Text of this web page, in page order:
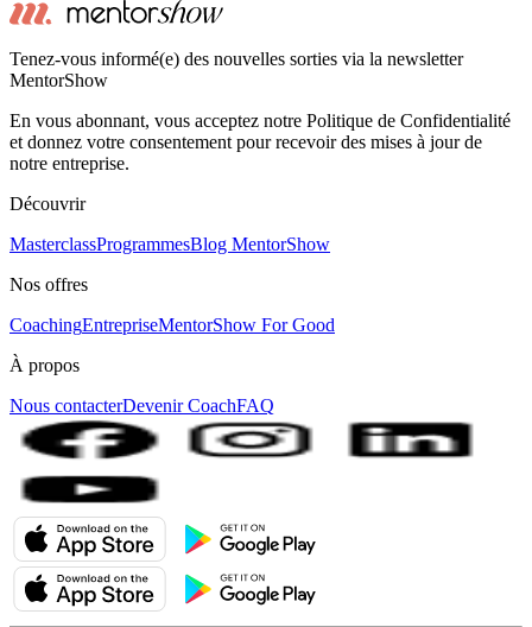
Tenez-vous informé(e) des nouvelles sorties via la newsletter
MentorShow
En vous abonnant, vous acceptez notre Politique de Confidentialité
et donnez votre consentement pour recevoir des mises à jour de
notre entreprise.
Découvrir
MasterclassProgrammesBlog MentorShow
Nos offres
CoachingEntrepriseMentorShow For Good
À propos
Nous contacterDevenir CoachFAQ